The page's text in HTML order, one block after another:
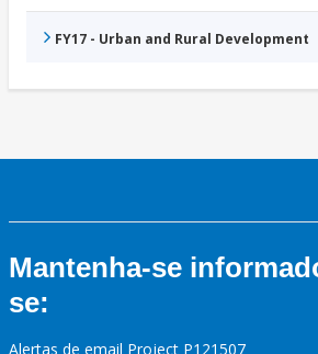
FY17 - Urban and Rural Development
Mantenha-se
se:
Alertas de email Project P121507